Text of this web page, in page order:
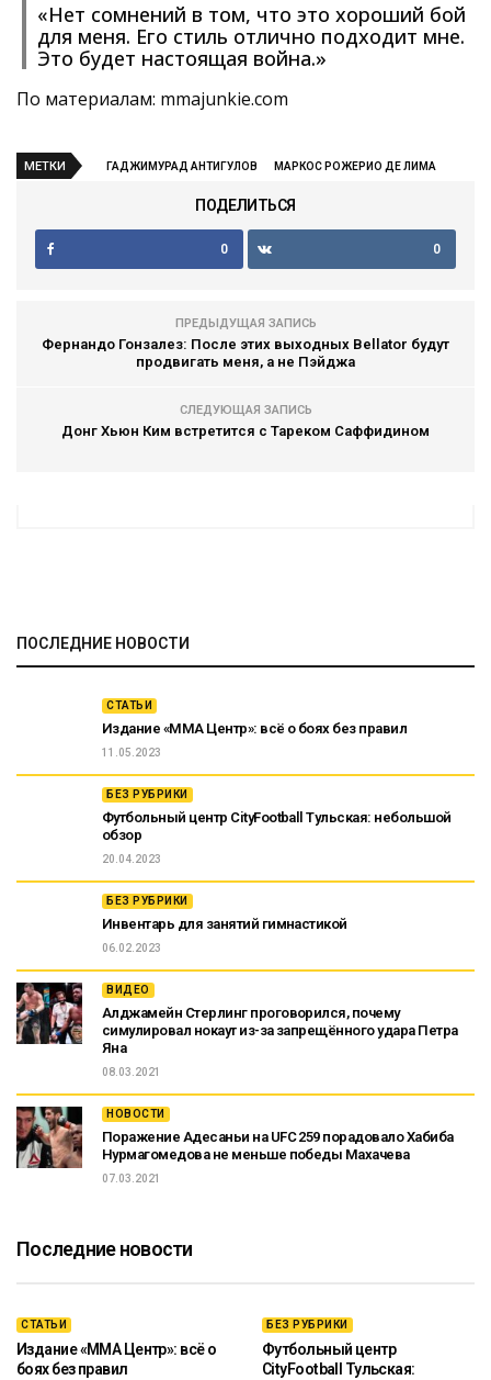
«Нет сомнений в том, что это хороший бой
для меня. Его стиль отлично подходит мне.
Это будет настоящая война.»
По материалам: mmajunkie.com
МЕТКИ ГАДЖИМУРАД АНТИГУЛОВ МАРКОС РОЖЕРИО ДЕ ЛИМА
ПОДЕЛИТЬСЯ
0 0
ПРЕДЫДУЩАЯ ЗАПИСЬ
Фернандо Гонзалез: После этих выходных Bellator будут
продвигать меня, а не Пэйджа
СЛЕДУЮЩАЯ ЗАПИСЬ
Донг Хьюн Ким встретится с Тареком Саффидином
ПОСЛЕДНИЕ НОВОСТИ
СТАТЬИ
Издание «ММА Центр»: всё о боях без правил
11.05.2023
БЕЗ РУБРИКИ
Футбольный центр CityFootball Тульская: небольшой
обзор
20.04.2023
БЕЗ РУБРИКИ
Инвентарь для занятий гимнастикой
06.02.2023
ВИДЕО
Алджамейн Стерлинг проговорился, почему
симулировал нокаут из-за запрещённого удара Петра
Яна
08.03.2021
НОВОСТИ
Поражение Адесаньи на UFC 259 порадовало Хабиба
Нурмагомедова не меньше победы Махачева
07.03.2021
Последние новости
СТАТЬИ
Издание «ММА Центр»: всё о
боях без правил
БЕЗ РУБРИКИ
Футбольный центр
CityFootball Тульская: